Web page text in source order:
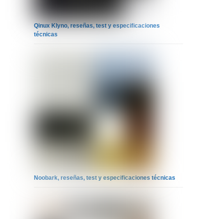
Qinux Klyno, reseñas, test y especificaciones
técnicas
Noobark, reseñas, test y especificaciones técnicas